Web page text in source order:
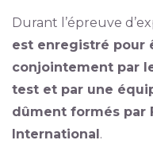
Durant l’épreuve
est enregistré pour
conjointement par
test et par une
dûment formés par
International.